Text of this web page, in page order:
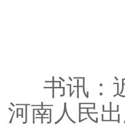
书讯：近
河南人民